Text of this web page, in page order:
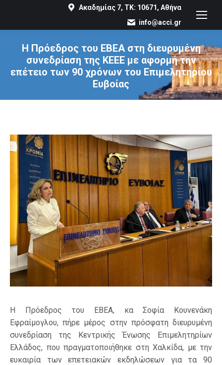
Ακαδημίας 7, ΤΚ: 10671, Αθήνα
info@acci.gr
Η Πρόεδρος του ΕΒΕΑ στη διευρυμένη
συνεδρίαση της ΚΕΕΕ με αφορμή την
επέτειο των 90 χρόνων του Επιμελητηρίου
Ευβοίας
You are here:
Η Πρόεδρος του ΕΒΕΑ, κα Σοφία Κουνενάκη
Εφραίμογλου, πήρε μέρος στην πρόσφατη διευρυμένη
συνεδρίαση της Κεντρικής Ένωσης Επιμελητηρίων
Ελλάδος, που πραγματοποιήθηκε στη Χαλκίδα, με την
ευκαιρία των επετειακών εκδηλώσεων για τα 90